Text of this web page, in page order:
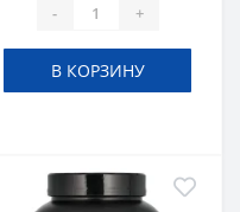
- +
В КОРЗИНУ